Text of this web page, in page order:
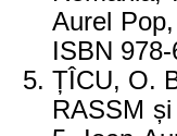
Aurel
ISBN
ȚÎCU, O.
RASSM